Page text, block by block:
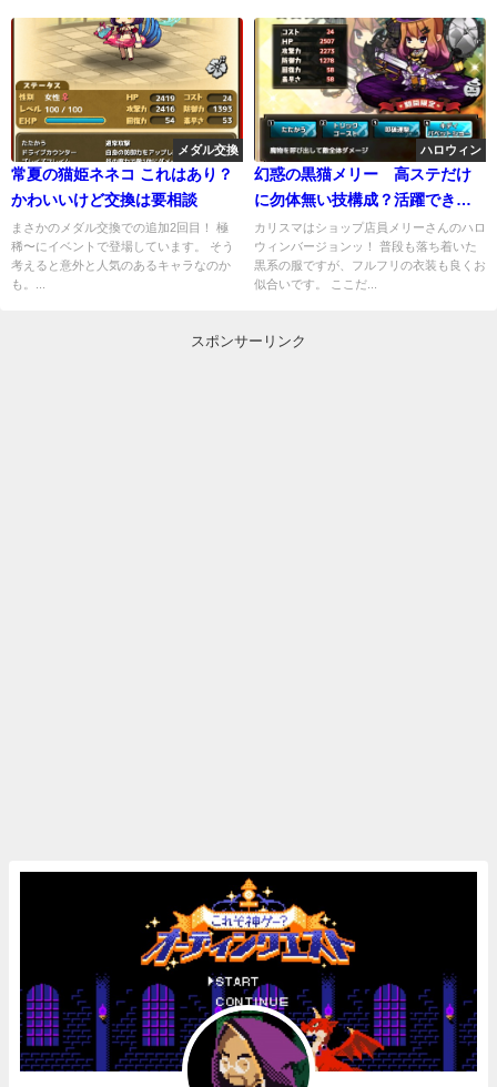
メダル交換
常夏の猫姫ネネコ これはあり？
かわいいけど交換は要相談
まさかのメダル交換での追加2回目！ 極
稀〜にイベントで登場しています。 そう
考えると意外と人気のあるキャラなのか
も。...
ハロウィン
幻惑の黒猫メリー 高ステだけ
に勿体無い技構成？活躍できる
場面とは
カリスマはショップ店員メリーさんのハロ
ウィンバージョンッ！ 普段も落ち着いた
黒系の服ですが、フルフリの衣装も良くお
似合いです。 ここだ...
スポンサーリンク